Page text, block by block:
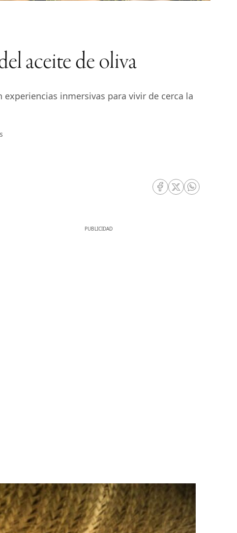
aceite de oliva
inmersivas para vivir de cerca la
RRSS Facebook
RRSS Twitter
RRSS